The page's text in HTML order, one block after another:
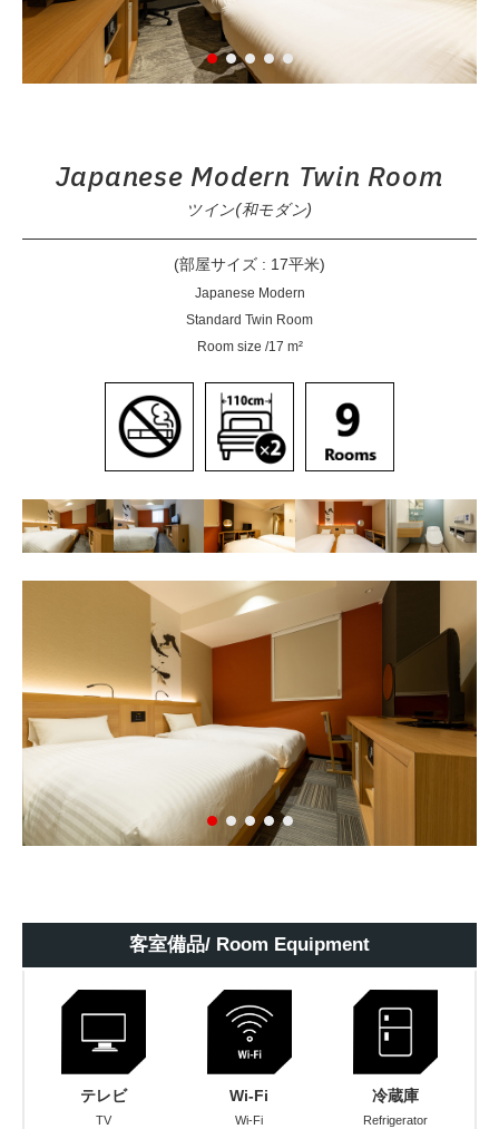
Japanese Modern Twin Room
ツイン(和モダン)
(部屋サイズ : 17平米)
Japanese Modern
Standard Twin Room
Room size /17 m²
客室備品/ Room Equipment
テレビ
TV
Wi-Fi
Wi-Fi
冷蔵庫
Refrigerator